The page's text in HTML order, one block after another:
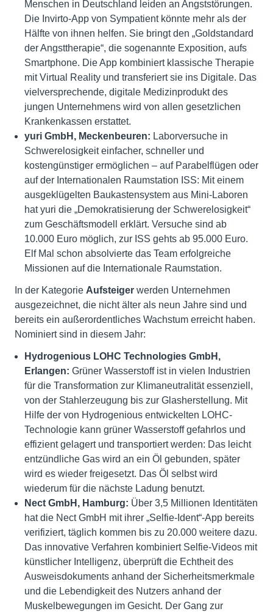
Menschen in Deutschland leiden an Angststörungen.
Die Invirto-App von Sympatient könnte mehr als der
Hälfte von ihnen helfen. Sie bringt den „Goldstandard
der Angsttherapie“, die sogenannte Exposition, aufs
Smartphone. Die App kombiniert klassische Therapie
mit Virtual Reality und transferiert sie ins Digitale. Das
vielversprechende, digitale Medizinprodukt des
jungen Unternehmens wird von allen gesetzlichen
Krankenkassen erstattet.
yuri GmbH, Meckenbeuren: Laborversuche in
Schwerelosigkeit einfacher, schneller und
kostengünstiger ermöglichen – auf Parabelflügen oder
auf der Internationalen Raumstation ISS: Mit einem
ausgeklügelten Baukastensystem aus Mini-Laboren
hat yuri die „Demokratisierung der Schwerelosigkeit“
zum Geschäftsmodell erklärt. Versuche sind ab
10.000 Euro möglich, zur ISS gehts ab 95.000 Euro.
Elf Mal schon absolvierte das Team erfolgreiche
Missionen auf die Internationale Raumstation.
In der Kategorie Aufsteiger werden Unternehmen
ausgezeichnet, die nicht älter als neun Jahre sind und
bereits ein außerordentliches Wachstum erreicht haben.
Nominiert sind in diesem Jahr:
Hydrogenious LOHC Technologies GmbH,
Erlangen: Grüner Wasserstoff ist in vielen Industrien
für die Transformation zur Klimaneutralität essenziell,
von der Stahlerzeugung bis zur Glasherstellung. Mit
Hilfe der von Hydrogenious entwickelten LOHC-
Technologie kann grüner Wasserstoff gefahrlos und
effizient gelagert und transportiert werden: Das leicht
entzündliche Gas wird an ein Öl gebunden, später
wird es wieder freigesetzt. Das Öl selbst wird
wiederum für die nächste Ladung benutzt.
Nect GmbH, Hamburg: Über 3,5 Millionen Identitäten
hat die Nect GmbH mit ihrer „Selfie-Ident“-App bereits
verifiziert, täglich kommen bis zu 20.000 weitere dazu.
Das innovative Verfahren kombiniert Selfie-Videos mit
künstlicher Intelligenz, überprüft die Echtheit des
Ausweisdokuments anhand der Sicherheitsmerkmale
und die Lebendigkeit des Nutzers anhand der
Muskelbewegungen im Gesicht. Der Gang zur